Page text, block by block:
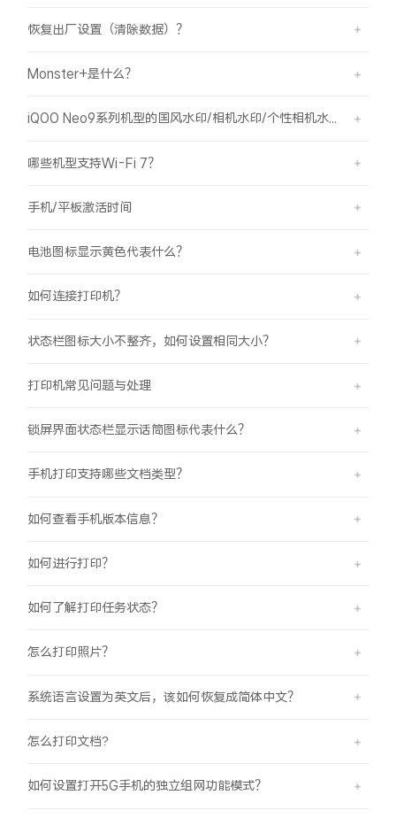
恢复出厂设置（清除数据）？
Monster+是什么？
iQOO Neo9系列机型的国风水印/相机水印/个性相机水印 如何使用？
哪些机型支持Wi-Fi 7？
手机/平板激活时间
电池图标显示黄色代表什么？
如何连接打印机？
状态栏图标大小不整齐，如何设置相同大小？
打印机常见问题与处理
锁屏界面状态栏显示话筒图标代表什么？
手机打印支持哪些文档类型？
如何查看手机版本信息？
如何进行打印？
如何了解打印任务状态？
怎么打印照片？
系统语言设置为英文后，该如何恢复成简体中文？
怎么打印文档?
如何设置打开5G手机的独立组网功能模式？